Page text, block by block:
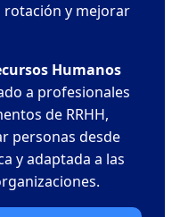
y mejorar
Humanos
a profesionales
de RRHH,
personas desde
y adaptada a las